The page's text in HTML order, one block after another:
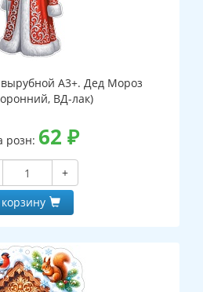
А3+. Дед Мороз
ВД-лак)
розн: 62 ₽
+